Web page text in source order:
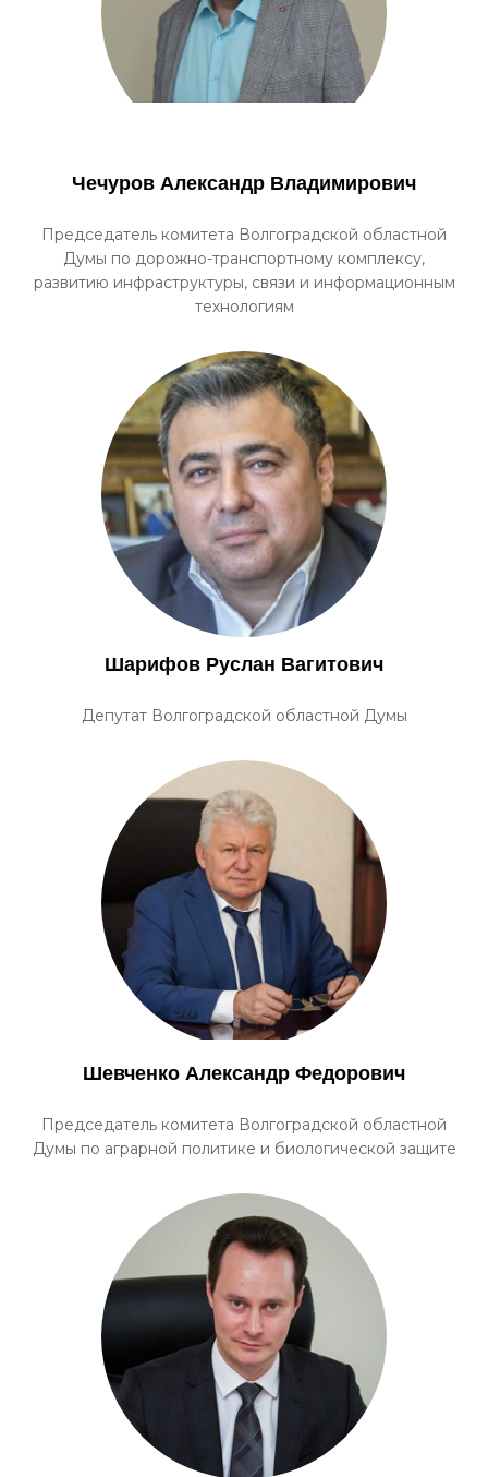
Чечуров Александр Владимирович
Председатель комитета Волгоградской областной
Думы по дорожно-транспортному комплексу,
развитию инфраструктуры, связи и информационным
технологиям
Шарифов Руслан Вагитович
Депутат Волгоградской областной Думы
Шевченко Александр Федорович
Председатель комитета Волгоградской областной
Думы по аграрной политике и биологической защите